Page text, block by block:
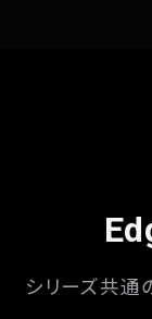
シリーズ共通